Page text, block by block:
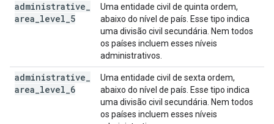
administrative
area level 5
Uma entidade civil de quinta ordem,
abaixo do nível de país. Esse tipo indica
uma divisão civil secundária. Nem todos
os países incluem esses níveis
administrativos.
administrative
area level 6
Uma entidade civil de sexta ordem,
abaixo do nível de país. Esse tipo indica
uma divisão civil secundária. Nem todos
os países incluem esses níveis